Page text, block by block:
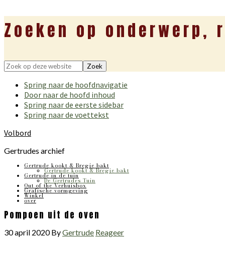
Zoeken op onderwerp,
Zoek
deze
website
Spring naar de hoofdnavigatie
Door naar de hoofd inhoud
Spring naar de eerste sidebar
Spring naar de voettekst
Volbord
Gertrudes archief
Gertrude kookt & Bregje bakt
Gertrude kookt & Bregje bakt
Gertrude in de tuin
De Gertrudes Tuin
Out of the Verhuisbox
Grafische vormgeving
Winkel
over
Pompoen uit de oven
30 april 2020ByGertrude Reageer